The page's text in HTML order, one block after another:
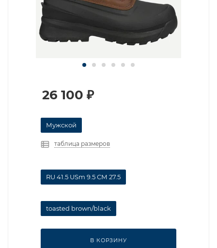
26 100 ₽
Мужской
таблица размеров
RU 41.5 USm 9.5 СМ 27.5
toasted brown/black
В КОРЗИНУ